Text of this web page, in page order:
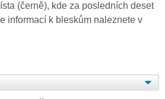
(černě), kde za posledních deset
informací k bleskům naleznete v